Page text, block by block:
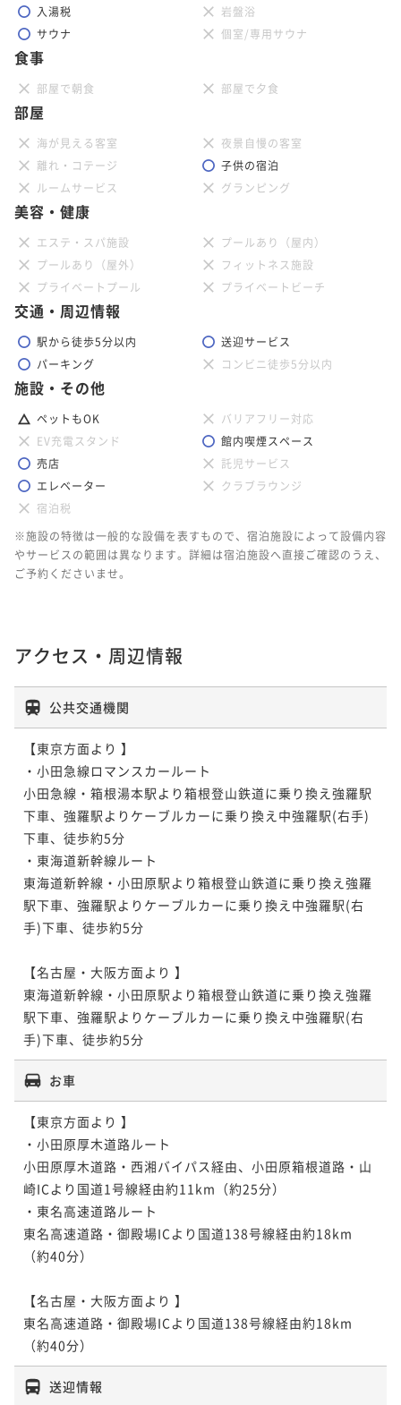
入湯税
岩盤浴
サウナ
個室/専用サウナ
食事
部屋で朝食 部屋で夕食
部屋
海が見える客室
夜景自慢の客室
離れ・コテージ
子供の宿泊
ルームサービス
グランピング
美容・健康
エステ・スパ施設
プールあり（屋内）
プールあり（屋外）
フィットネス施設
プライベートプール
プライベートビーチ
交通・周辺情報
駅から徒歩5分以内
送迎サービス
パーキング
コンビニ徒歩5分以内
施設・その他
ペットもOK
バリアフリー対応
EV充電スタンド
館内喫煙スペース
売店
託児サービス
エレベーター
クラブラウンジ
宿泊税
※施設の特徴は一般的な設備を表すもので、宿泊施設によって設備内容
やサービスの範囲は異なります。詳細は宿泊施設へ直接ご確認のうえ、
ご予約くださいませ。
アクセス・周辺情報
公共交通機関
【東京方面より 】
・小田急線ロマンスカールート
小田急線・箱根湯本駅より箱根登山鉄道に乗り換え強羅駅
下車、強羅駅よりケーブルカーに乗り換え中強羅駅(右手)
下車、徒歩約5分
・東海道新幹線ルート
東海道新幹線・小田原駅より箱根登山鉄道に乗り換え強羅
駅下車、強羅駅よりケーブルカーに乗り換え中強羅駅(右
手)下車、徒歩約5分
【名古屋・大阪方面より 】
東海道新幹線・小田原駅より箱根登山鉄道に乗り換え強羅
駅下車、強羅駅よりケーブルカーに乗り換え中強羅駅(右
手)下車、徒歩約5分
お車
【東京方面より 】
・小田原厚木道路ルート
小田原厚木道路・西湘バイパス経由、小田原箱根道路・山
崎ICより国道1号線経由約11km（約25分）
・東名高速道路ルート
東名高速道路・御殿場ICより国道138号線経由約18km
（約40分）
【名古屋・大阪方面より 】
東名高速道路・御殿場ICより国道138号線経由約18km
（約40分）
送迎情報